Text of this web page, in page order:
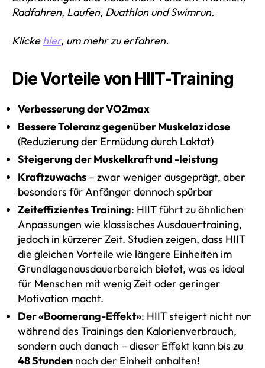
Radfahren, Laufen, Duathlon und Swimrun.
Klickehier, um mehr zu erfahren.
Die Vorteile von HIIT-Training
Verbesserung der VO2max
Bessere Toleranz gegenüber Muskelazidose
(Reduzierung der Ermüdung durch Laktat)
Steigerung der Muskelkraft und -leistung
Kraftzuwachs – zwar weniger ausgeprägt, aber
besonders für Anfänger dennoch spürbar
Zeiteffizientes Training: HIIT führt zu ähnlichen
Anpassungen wie klassisches Ausdauertraining,
jedoch in kürzerer Zeit. Studien zeigen, dass HIIT
die gleichen Vorteile wie längere Einheiten im
Grundlagenausdauerbereich bietet, was es ideal
für Menschen mit wenig Zeit oder geringer
Motivation macht.
Der «Boomerang-Effekt»: HIIT steigert nicht nur
während des Trainings den Kalorienverbrauch,
sondern auch danach – dieser Effekt kann bis zu
48 Stunden nach der Einheit anhalten!